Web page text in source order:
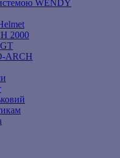
WENDY
2000
ARCH